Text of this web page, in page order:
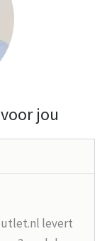
jou
levert